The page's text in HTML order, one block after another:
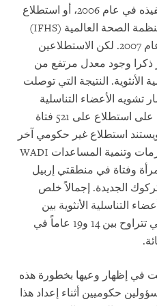
والذي تم تنفيذه في عام 2006، أو استطلاع
الصحة العالمية (IFHS)
الذي تم إجراءه في كردستان عام 2007. لكن الاستطلاعين
ذكرا وجود معدل مرتفع من
الأنثوية. النتيجة التي توصلت
تشويه الأعضاء التناسلية
الأنثوية بنسبة 40.7% جاءت بناء على استطلاع على 521 فتاة
استطلاع غير حكومي آخر
وتنمية المساعدات WADI
إلى عينة قوامها 1408 امرأة وفتاة في منطقتي إربيل
الجديدة. إجمالاً خلص
التناسلية الأنثوية بين
الفتيات والنساء في الأعمار التي تتراوح بين 14 و19 عاماً في
في إظهار وعيها بخطورة هذه
حكوميين أثناء إعداد هذا